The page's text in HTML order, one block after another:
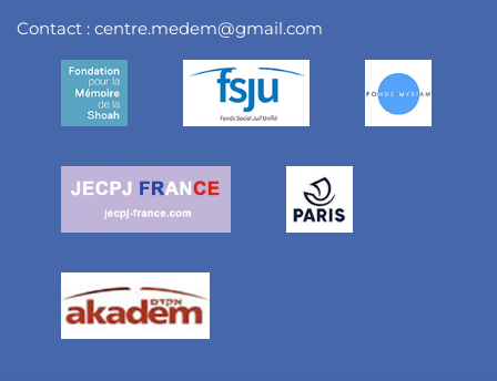
Contact : centre.medem@gmail.com